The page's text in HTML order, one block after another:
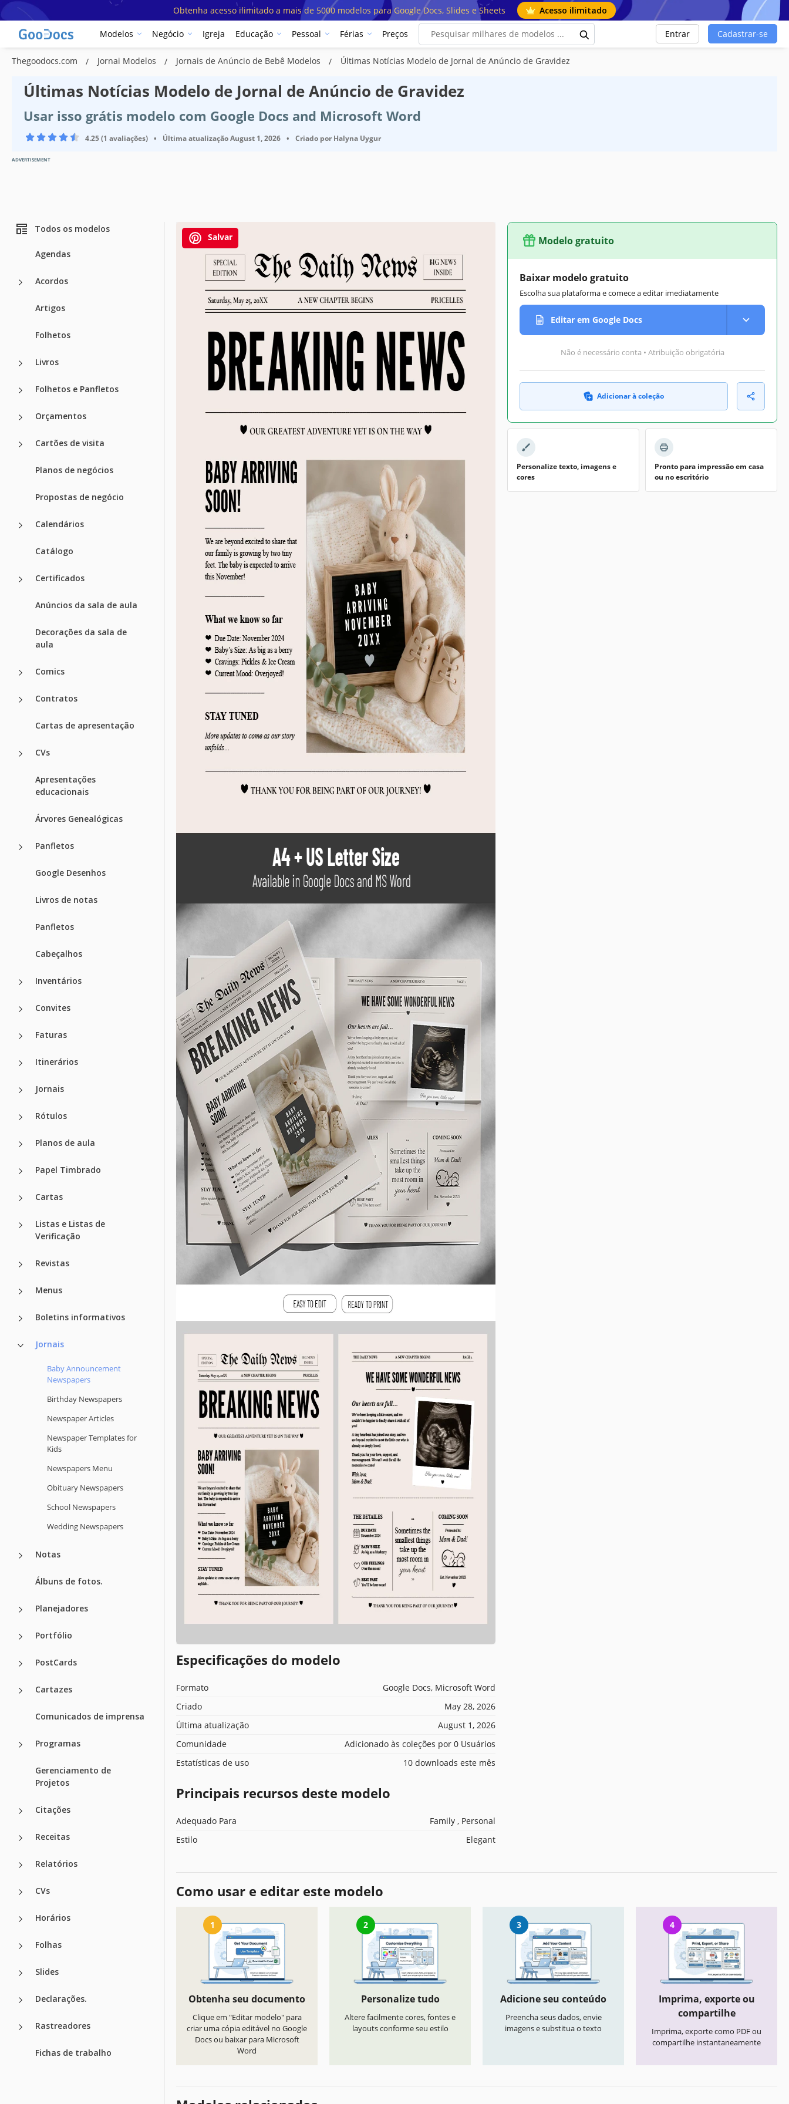
Obtenha acesso ilimitado a mais de 5000 modelos para Google Docs, Slides e Sheets Acesso ilimitado
Modelos Negócio Igreja Educação Pessoal Férias Preços Entrar Cadastrar-se
Thegoodocs.com Jornai Modelos Jornais de Anúncio de Bebê Modelos Últimas Notícias Modelo de Jornal de Anúncio de Gravidez
Últimas Notícias Modelo de Jornal de Anúncio de Gravidez
Usar isso grátis modelo com Google Docs and Microsoft Word
4.25 (1 avaliações) • Última atualizaçãoAugust 1, 2026 • Criado por Halyna Uygur
ADVERTISEMENT
Todos os modelos
Agendas
Acordos
Artigos
Folhetos
Livros
Folhetos e Panfletos
Orçamentos
Cartões de visita
Planos de negócios
Propostas de negócio
Calendários
Catálogo
Certificados
Anúncios da sala de aula
Decorações da sala de
aula
Comics
Contratos
Cartas de apresentação
CVs
Apresentações
educacionais
Árvores Genealógicas
Panfletos
Google Desenhos
Livros de notas
Panfletos
Cabeçalhos
Inventários
Convites
Faturas
Itinerários
Jornais
Rótulos
Planos de aula
Papel Timbrado
Cartas
Listas e Listas de
Verificação
Revistas
Menus
Boletins informativos
Jornais
Baby Announcement
Newspapers
Birthday Newspapers
Newspaper Articles
Newspaper Templates for
Kids
Newspapers Menu
Obituary Newspapers
School Newspapers
Wedding Newspapers
Notas
Álbuns de fotos.
Planejadores
Portfólio
PostCards
Cartazes
Comunicados de imprensa
Programas
Gerenciamento de
Projetos
Citações
Receitas
Relatórios
CVs
Horários
Folhas
Slides
Declarações.
Rastreadores
Fichas de trabalho
Salvar
Especificações do modelo
Formato
Google Docs, Microsoft Word
Criado
May 28, 2026
Última atualização
August 1, 2026
Comunidade
Adicionado às coleções por 0 Usuários
Estatísticas de uso
10 downloads este mês
Principais recursos deste modelo
Adequado Para
Family , Personal
Estilo
Elegant
Modelo gratuito
Baixar modelo gratuito
Escolha sua plataforma e comece a editar imediatamente
Editar em Google Docs
Não é necessário conta • Atribuição obrigatória
Adicionar à coleção
Personalize texto, imagens e
cores
Pronto para impressão em casa
ou no escritório
Como usar e editar este modelo
1
Obtenha seu documento
Clique em "Editar modelo" para
criar uma cópia editável no Google
Docs ou baixar para Microsoft
Word
2
Personalize tudo
Altere facilmente cores, fontes e
layouts conforme seu estilo
3
Adicione seu conteúdo
Preencha seus dados, envie
imagens e substitua o texto
4
Imprima, exporte ou
compartilhe
Imprima, exporte como PDF ou
compartilhe instantaneamente